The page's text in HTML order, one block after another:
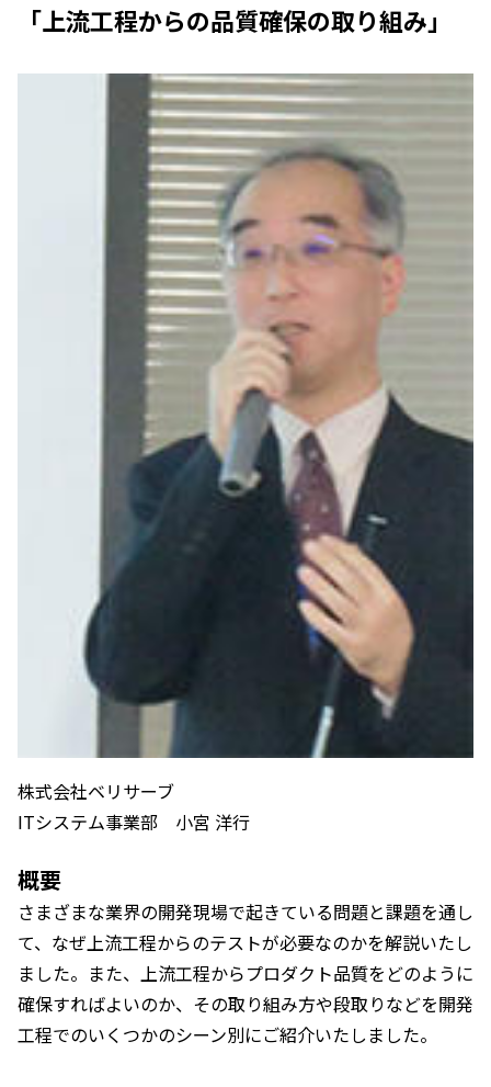
「上流工程からの品質確保の取り組み」
株式会社ベリサーブ
ITシステム事業部 小宮 洋行
概要
さまざまな業界の開発現場で起きている問題と課題を通し
て、なぜ上流工程からのテストが必要なのかを解説いたし
ました。また、上流工程からプロダクト品質をどのように
確保すればよいのか、その取り組み方や段取りなどを開発
工程でのいくつかのシーン別にご紹介いたしました。